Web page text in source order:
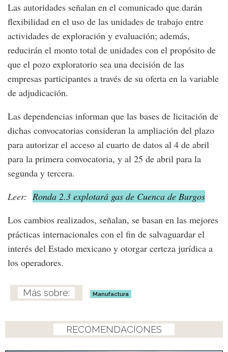
Las autoridades señalan en el comunicado que darán
flexibilidad en el uso de las unidades de trabajo entre
actividades de exploración y evaluación; además,
reducirán el monto total de unidades con el propósito de
que el pozo exploratorio sea una decisión de las
empresas participantes a través de su oferta en la variable
de adjudicación.
Las dependencias informan que las bases de licitación de
dichas convocatorias consideran la ampliación del plazo
para autorizar el acceso al cuarto de datos al 4 de abril
para la primera convocatoria, y al 25 de abril para la
segunda y tercera.
Leer: Ronda 2.3 explotará gas de Cuenca de Burgos
Los cambios realizados, señalan, se basan en las mejores
prácticas internacionales con el fin de salvaguardar el
interés del Estado mexicano y otorgar certeza jurídica a
los operadores.
Manufactura
RECOMENDACIONES